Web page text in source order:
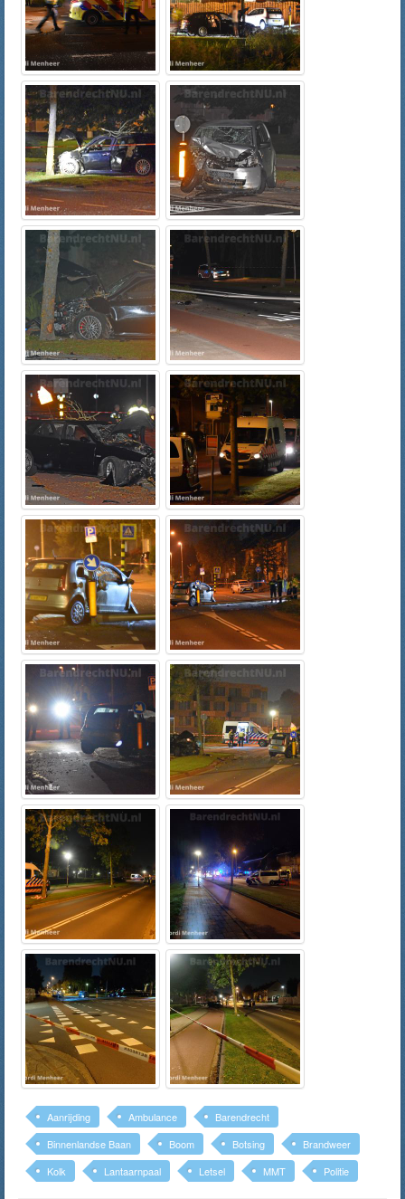
Aanrijding Ambulance
Barendrecht
Binnenlandse Baan
Boom Botsing
Brandweer
Kolk
Lantaarnpaal Letsel MMT Politie